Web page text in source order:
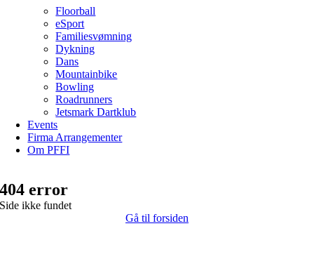
Floorball
eSport
Familiesvømning
Dykning
Dans
Mountainbike
Bowling
Roadrunners
Jetsmark Dartklub
Events
Firma Arrangementer
Om PFFI
404 error
Side ikke fundet
Gå til forsiden